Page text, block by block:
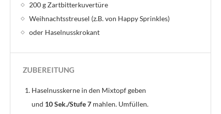
200 g Zartbitterkuvertüre
Weihnachtsstreusel (z.B. von Happy Sprinkles)
oder Haselnusskrokant
ZUBEREITUNG
Haselnusskerne in den Mixtopf geben
und 10 Sek./Stufe 7 mahlen. Umfüllen.